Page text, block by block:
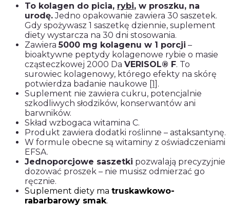
To kolagen do picia, rybi, w proszku, na
urodę.Jedno opakowanie zawiera 30 saszetek.
Gdy spożywasz 1 saszetkę dziennie, suplement
diety wystarcza na 30 dni stosowania.
Zawiera5000 mg kolagenu w 1 porcji –
bioaktywne peptydy kolagenowe rybie o masie
cząsteczkowej 2000 Da VERISOL® F. To
surowiec kolagenowy, którego efekty na skórę
potwierdza badanie naukowe [1] .
Suplement nie zawiera cukru, potencjalnie
szkodliwych słodzików, konserwantów ani
barwników.
Skład wzbogaca witamina C.
Produkt zawiera dodatki roślinne – astaksantynę.
W formule obecne są witaminy z oświadczeniami
EFSA.
Jednoporcjowe saszetki pozwalają precyzyjnie
dozować proszek – nie musisz odmierzać go
ręcznie.
Suplement diety ma truskawkowo-
rabarbarowy smak.